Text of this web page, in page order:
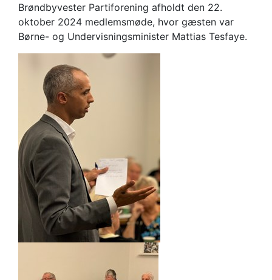
Brøndbyvester Partiforening afholdt den 22.
oktober 2024 medlemsmøde, hvor gæsten var
Børne- og Undervisningsminister Mattias Tesfaye.